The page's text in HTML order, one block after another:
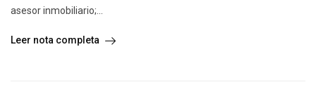
asesor inmobiliario;...
Leer nota completa